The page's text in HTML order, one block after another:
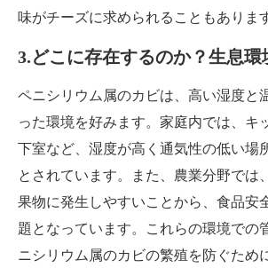
味がチーズに求められることもありま
3.どこに存在するのか？生息環
ペニシリウム属のカビは、高い湿度と
った環境を好みます。家庭内では、キ
下室など、湿度が高く通気性の低い場
とされています。また、農業分野では
果物に発生しやすいことから、食品安
題となっています。これらの環境での
ニシリウム属のカビの繁殖を防ぐため